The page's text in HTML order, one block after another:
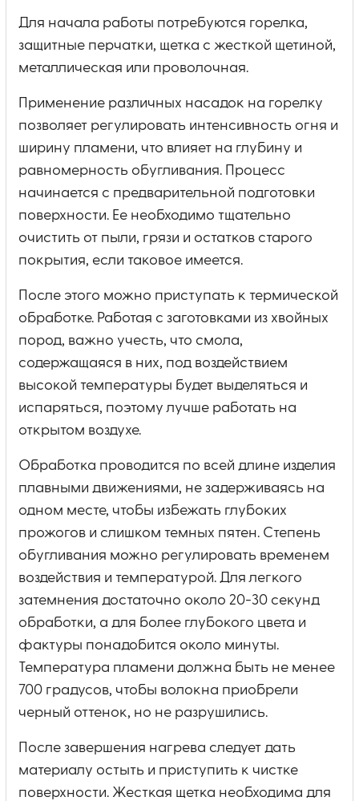
Для начала работы потребуются горелка,
защитные перчатки, щетка с жесткой щетиной,
металлическая или проволочная.
Применение различных насадок на горелку
позволяет регулировать интенсивность огня и
ширину пламени, что влияет на глубину и
равномерность обугливания. Процесс
начинается с предварительной подготовки
поверхности. Ее необходимо тщательно
очистить от пыли, грязи и остатков старого
покрытия, если таковое имеется.
После этого можно приступать к термической
обработке. Работая с заготовками из хвойных
пород, важно учесть, что смола,
содержащаяся в них, под воздействием
высокой температуры будет выделяться и
испаряться, поэтому лучше работать на
открытом воздухе.
Обработка проводится по всей длине изделия
плавными движениями, не задерживаясь на
одном месте, чтобы избежать глубоких
прожогов и слишком темных пятен. Степень
обугливания можно регулировать временем
воздействия и температурой. Для легкого
затемнения достаточно около 20-30 секунд
обработки, а для более глубокого цвета и
фактуры понадобится около минуты.
Температура пламени должна быть не менее
700 градусов, чтобы волокна приобрели
черный оттенок, но не разрушились.
После завершения нагрева следует дать
материалу остыть и приступить к чистке
поверхности. Жесткая щетка необходима для